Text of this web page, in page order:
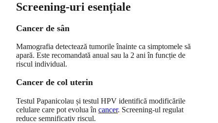
Screening-uri esențiale
Cancer de sân
Mamografia detectează tumorile înainte ca simptomele să
apară. Este recomandată anual sau la 2 ani în funcție de
riscul individual.
Cancer de col uterin
Testul Papanicolau și testul HPV identifică modificările
celulare care pot evolua în cancer. Screening-ul regulat
reduce semnificativ riscul.